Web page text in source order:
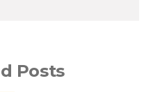
Posts